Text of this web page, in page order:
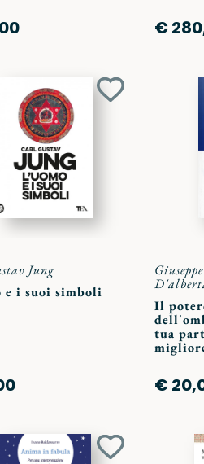
€
Aggiungi
Jung
e i suoi simboli
Il
tua
€
Aggiungi